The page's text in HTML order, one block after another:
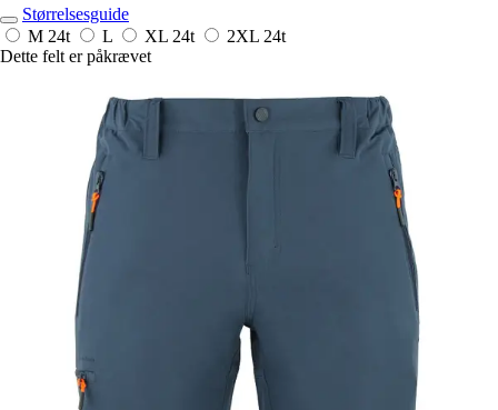
Størrelsesguide
M 24t L XL 24t 2XL 24t
Dette felt er påkrævet